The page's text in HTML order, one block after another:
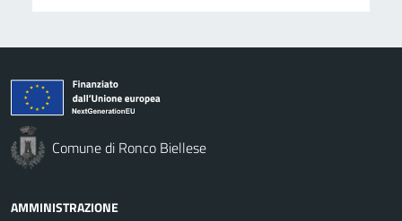
Comune di Ronco Biellese
AMMINISTRAZIONE